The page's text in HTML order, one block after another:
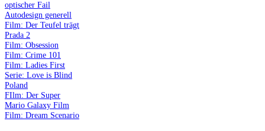
optischer Fail
Autodesign generell
Film: Der Teufel trägt
Prada 2
Film: Obsession
Film: Crime 101
Film: Ladies First
Serie: Love is Blind
Poland
FIlm: Der Super
Mario Galaxy Film
Film: Dream Scenario